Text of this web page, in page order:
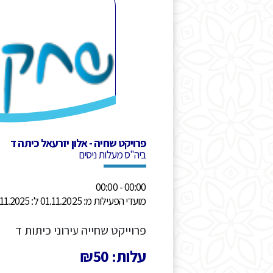
פרויקט שחיה - אלון יזרעאל כיתה ד
ביה"ס מעלות ניסים
00:00 - 00:00
מועדי הפעילות מ: 01.11.2025 ל: 30.11.2025
פרוייקט שחייה עירוני כיתות ד
עלות: ₪50